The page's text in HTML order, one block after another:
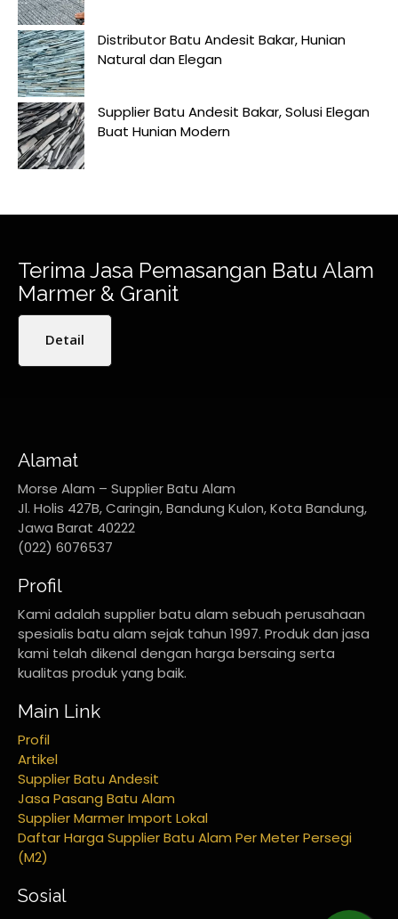
Distributor Batu Andesit Bakar, Hunian
Natural dan Elegan
Supplier Batu Andesit Bakar, Solusi Elegan
Buat Hunian Modern
Terima Jasa Pemasangan Batu Alam
Marmer & Granit
Detail
Alamat
Morse Alam – Supplier Batu Alam
Jl. Holis 427B, Caringin, Bandung Kulon, Kota Bandung,
Jawa Barat 40222
(022) 6076537
Profil
Kami adalah supplier batu alam sebuah perusahaan
spesialis batu alam sejak tahun 1997. Produk dan jasa
kami telah dikenal dengan harga bersaing serta
kualitas produk yang baik.
Main Link
Profil
Artikel
Supplier Batu Andesit
Jasa Pasang Batu Alam
Supplier Marmer Import Lokal
Daftar Harga Supplier Batu Alam Per Meter Persegi
(M2)
Sosial